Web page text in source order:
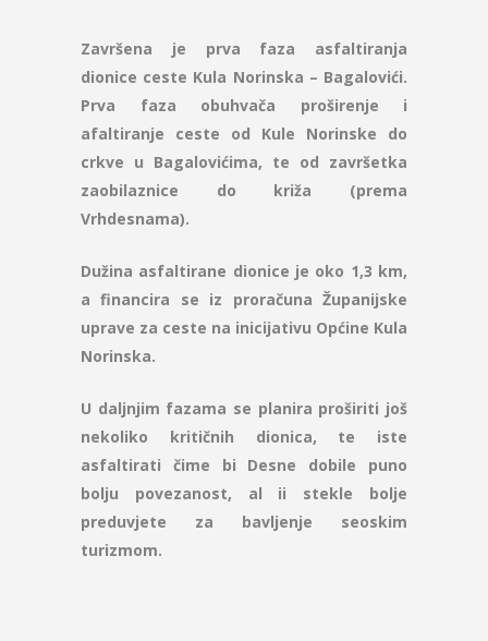
Završena je prva faza asfaltiranja
dionice ceste Kula Norinska – Bagalovići.
Prva faza obuhvača proširenje i
afaltiranje ceste od Kule Norinske do
crkve u Bagalovićima, te od završetka
zaobilaznice do križa (prema
Vrhdesnama).
Dužina asfaltirane dionice je oko 1,3 km,
a financira se iz proračuna Županijske
uprave za ceste na inicijativu Općine Kula
Norinska.
U daljnjim fazama se planira proširiti još
nekoliko kritičnih dionica, te iste
asfaltirati čime bi Desne dobile puno
bolju povezanost, al ii stekle bolje
preduvjete za bavljenje seoskim
turizmom.